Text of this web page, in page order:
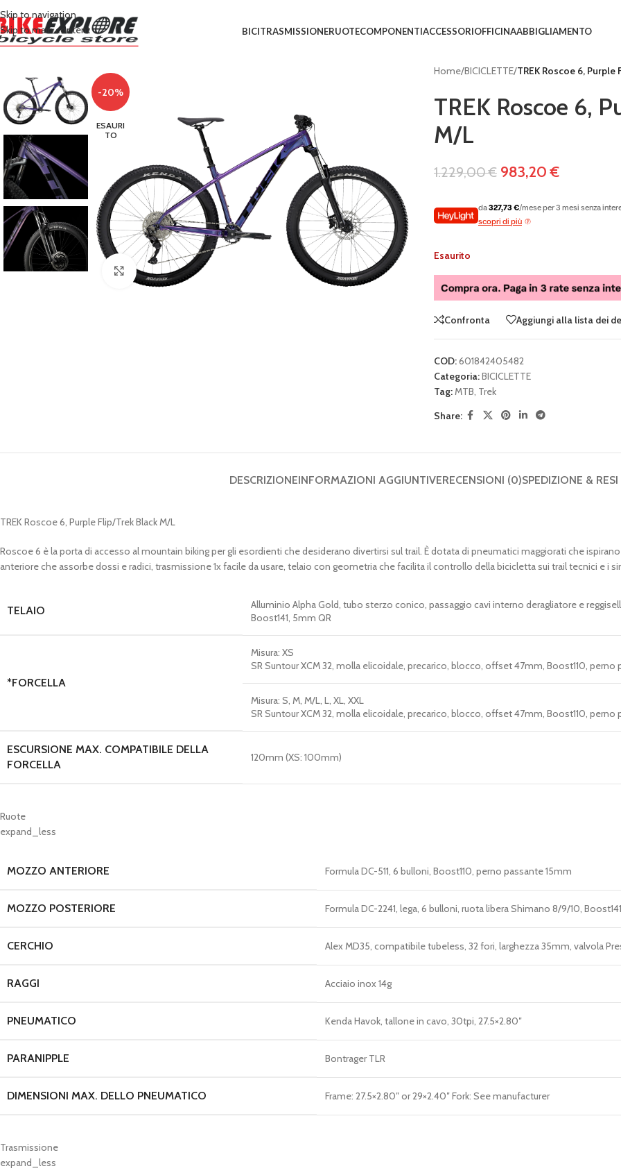
Skip to navigation
Skip to main content
BICITRASMISSIONERUOTECOMPONENTIACCESSORIOFFICINAABBIGLIAMENTO
-20%
ESAURI
TO
Clicca per ingrandire
Home/BICICLETTE/TREK Roscoe 6,
TREK Roscoe 6,
M/L
1.229,00€ 983,20€
da327,73 €/mese per 3 mesi senza
scopri di più
Esaurito
Confronta Aggiungi alla lista dei
COD:601842405482
Categoria:BICICLETTE
Tag:MTB, Trek
Share:
DESCRIZIONEINFORMAZIONI AGGIUNTIVERECENSIONI (0)SPEDIZIONE & RESI
TREK Roscoe 6, Purple Flip/Trek Black M/L
Roscoe 6 è la porta di accesso al mountain biking per gli esordienti che desiderano divertirsi sul trail. È dotata di pneumatici maggiorati che
anteriore che assorbe dossi e radici, trasmissione 1x facile da usare, telaio con geometria che facilita il controllo della bicicletta sui trail tecnici e i
TELAIO
Alluminio Alpha Gold, tubo sterzo conico, passaggio cavi interno deragliatore e
Boost141, 5mm QR
*FORCELLA
Misura: XS
SR Suntour XCM 32, molla elicoidale, precarico, blocco, offset 47mm, Boost110,
Misura: S, M, M/L, L, XL, XXL
SR Suntour XCM 32, molla elicoidale, precarico, blocco, offset 47mm, Boost110,
ESCURSIONE MAX. COMPATIBILE DELLA
FORCELLA
120mm (XS: 100mm)
Ruote
expand_less
MOZZO ANTERIORE Formula DC-511, 6 bulloni, Boost110, perno passante 15mm
MOZZO POSTERIORE Formula DC-2241, lega, 6 bulloni, ruota libera Shimano 8/9/10,
CERCHIO Alex MD35, compatibile tubeless, 32 fori, larghezza 35mm, valvola
RAGGI Acciaio inox 14g
PNEUMATICO Kenda Havok, tallone in cavo, 30tpi, 27.5×2.80″
PARANIPPLE Bontrager TLR
DIMENSIONI MAX. DELLO PNEUMATICO Frame: 27.5×2.80″ or 29×2.40″ Fork: See manufacturer
Trasmissione
expand_less